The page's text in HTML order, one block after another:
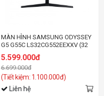
MÀN HÌNH SAMSUNG ODYSSEY
G5 G55C LS32CG552EEXXV (32
5.599.000đ
6.699.000đ
(Tiết kiệm: 1.100.000đ)
Liên hệ